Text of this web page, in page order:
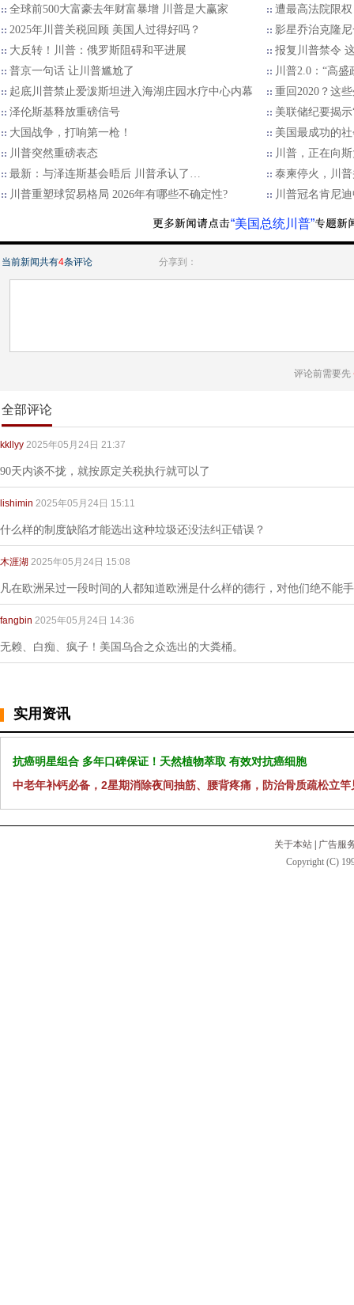
全球前500大富豪去年财富暴增 川普是大赢家
遭最高法院限
2025年川普关税回顾 美国人过得好吗？
影星乔治克隆
大反转！川普：俄罗斯阻碍和平进展
报复川普禁令
普京一句话 让川普尴尬了
川普2.0：“高盛
起底川普禁止爱泼斯坦进入海湖庄园水疗中心内幕
重回2020？这
泽伦斯基释放重磅信号
美联储纪要揭
大国战争，打响第一枪！
美国最成功的
川普突然重磅表态
川普，正在向
最新：与泽连斯基会晤后 川普承认了…
泰柬停火，川
川普重塑球贸易格局 2026年有哪些不确定性?
川普冠名肯尼
“美国总统川普”
当前新闻共有4条评论 分享到：
评论前需要先
全部评论
kkllyy 2025年05月24日 21:37
90天内谈不拢，就按原定关税执行就可以了
lishimin 2025年05月24日 15:11
什么样的制度缺陷才能选出这种垃圾还没法纠正错误？
木涯湖 2025年05月24日 15:08
凡在欧洲呆过一段时间的人都知道欧洲是什么样的德行，对他们绝不能
fangbin 2025年05月24日 14:36
无赖、白痴、疯子！美国乌合之众选出的大粪桶。
实用资讯
抗癌明星组合 多年口碑保证！天然植物萃取 有效对抗癌细胞
中老年补钙必备，2星期消除夜间抽筋、腰背疼痛，防治骨质疏松立竿
关于本站
广告服
Copyright (C)